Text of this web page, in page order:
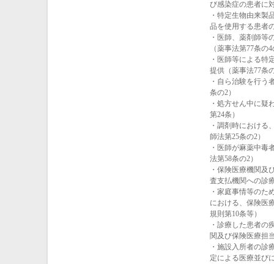
び感染症の患者に
・特定生物由来製
品を使用する患者
・医師、薬剤師等
（薬事法第77条の
・医師等による特
提供（薬事法77条
・自ら治験を行う
条の2）
・処方せん中に疑
第24条）
・調剤時における
師法第25条の2）
・医師が麻薬中毒
法第58条の2）
・保険医療機関及
査支払機関への診
・家庭事情等のた
における、保険医
規則第10条等）
・診療した患者の
関及び保険医療担
・施設入所者の診
定による医療並び